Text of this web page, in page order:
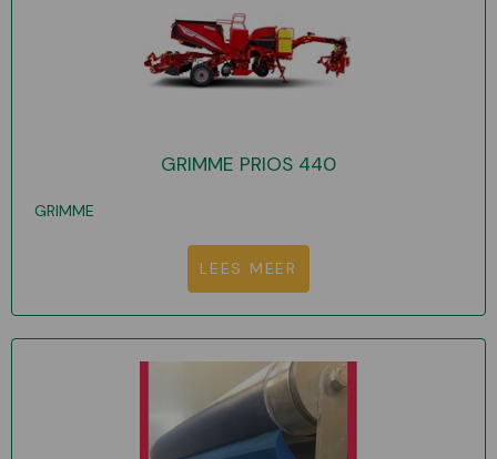
GRIMME PRIOS 440
GRIMME
LEES MEER